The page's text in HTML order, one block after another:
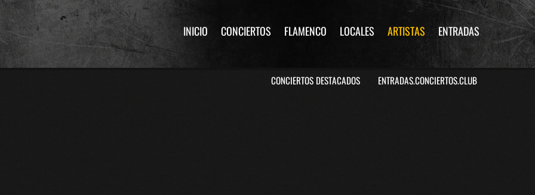
INICIO CONCIERTOS FLAMENCO LOCALES ARTISTAS ENTRADAS
CONCIERTOS DESTACADOS ENTRADAS.CONCIERTOS.CLUB